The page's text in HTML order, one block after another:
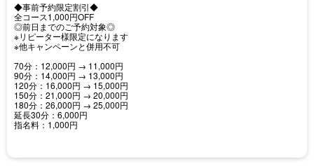
◆事前予約限定割引◆
全コース1,000円OFF
◎前日までのご予約対象◎
※リピーター様限定になります
※他キャンペーンと併用不可
70分：12,000円 → 11,000円
90分：14,000円 → 13,000円
120分：16,000円 → 15,000円
150分：21,000円 → 20,000円
180分：26,000円 → 25,000円
延長30分：6,000円
指名料：1,000円